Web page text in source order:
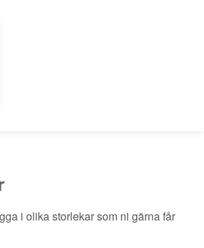
i olika storlekar som ni gärna får